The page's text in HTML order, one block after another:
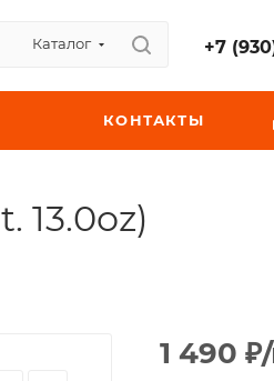
Каталог +7
КОНТАКТЫ
13.0oz)
1 490 ₽